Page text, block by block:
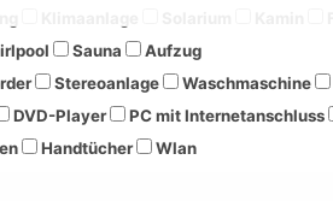
Sauna
Aufzug
Stereoanlage Waschmaschine
DVD-Player PC mit Internetanschluss
Handtücher Wlan